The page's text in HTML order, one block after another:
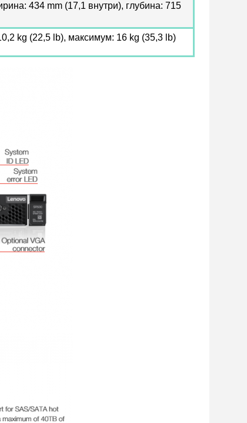
434 mm (17,1 внутри), глубина: 715
kg (22,5 lb), максимум: 16 kg (35,3 lb)